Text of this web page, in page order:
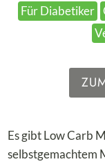
Für Diabetiker
Es gibt Low Carb
selbstgemachtem